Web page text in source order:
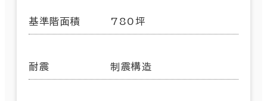
基準階面積 780坪
耐震 制震構造